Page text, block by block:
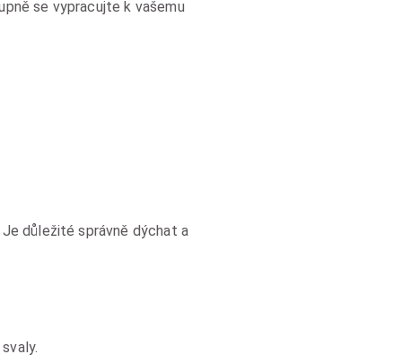
se vypracujte k vašemu
důležité správně dýchat a